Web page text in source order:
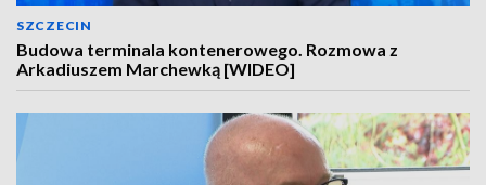
SZCZECIN
Budowa terminala kontenerowego. Rozmowa z
Arkadiuszem Marchewką [WIDEO]